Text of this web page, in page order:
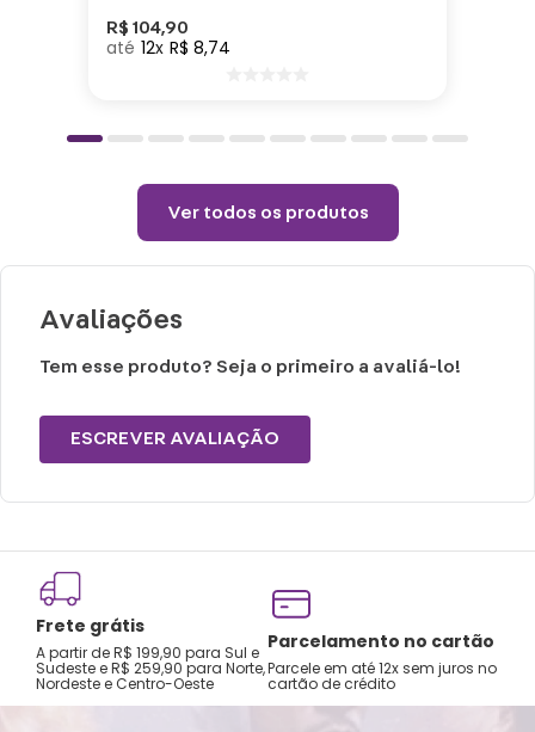
Cuidados e recomendações de uso:
Permitido uso de centrifuga e máquina
Temperatura máxima de lavagem 40°.
Não limpar a seco.
R$ 104,90
12 R$ 8,74
Ver todos os produtos
Avaliações
Tem esse produto? Seja o primeiro a avaliá-lo!
ESCREVER AVALIAÇÃO
Frete grátis
A partir de R$ 199,90 para Sul e
Sudeste e R$ 259,90 para Norte,
Nordeste e Centro-Oeste
Parcelamento no cartão
Parcele em até 12x sem juros no
cartão de crédito